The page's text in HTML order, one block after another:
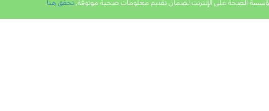
الصحة على الإنترنت لضمان تقديم معلومات صحية موثوقة, تحقق هنا.